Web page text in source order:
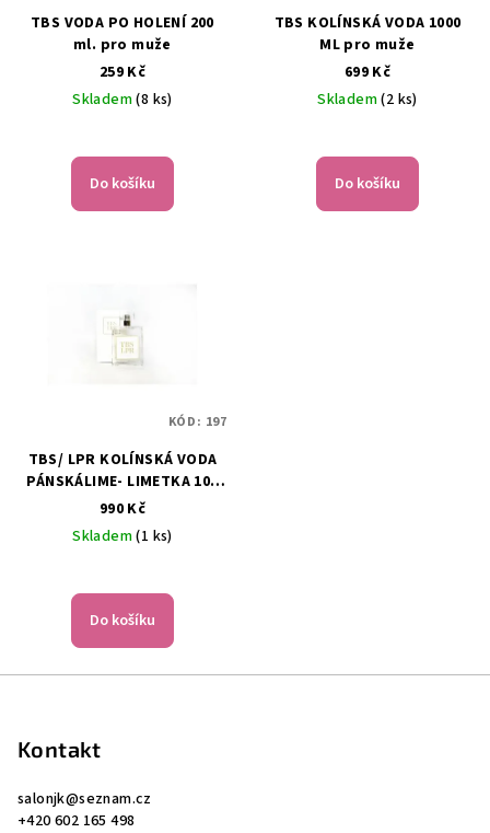
TBS VODA PO HOLENÍ 200
ml. pro muže
259 Kč
Skladem(8 ks)
hodnocení
produktu
Do košíku
TBS KOLÍNSKÁ VODA 1000
ML pro muže
699 Kč
Skladem(2 ks)
Do košíku
TBS/ LPR KOLÍNSKÁ VODA
PÁNSKÁLIME- LIMETKA 100
ML
990 Kč
Skladem(1 ks)
Do košíku
KÓD: 197
Kontakt
salonjk@seznam.cz
+420 602 165 498